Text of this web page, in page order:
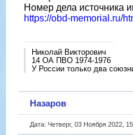
Номер дела источника
https://obd-memorial.ru/
Николай Викторович
14 ОА ПВО 1974-1976
У России только два
Назаров
Дата: Четверг, 03 Ноября 2022,